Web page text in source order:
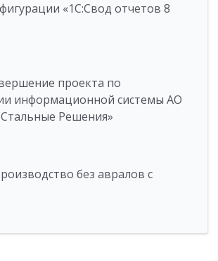
«1C:Свод отчетов 8
проекта по
информационной системы АО
Решения»
без авралов с